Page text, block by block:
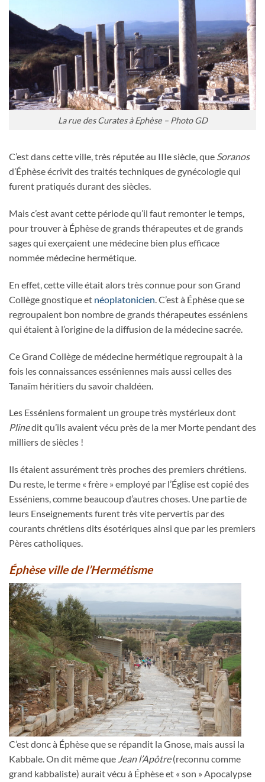
La rue des Curates à Ephèse – Photo GD
C’est dans cette ville, très réputée au IIIe siècle, que Soranos
d’Éphèse écrivit des traités techniques de gynécologie qui
furent pratiqués durant des siècles.
Mais c’est avant cette période qu’il faut remonter le temps,
pour trouver à Éphèse de grands thérapeutes et de grands
sages qui exerçaient une médecine bien plus efficace
nommée médecine hermétique.
En effet, cette ville était alors très connue pour son Grand
Collège gnostique et néoplatonicien . C’est à Éphèse que se
regroupaient bon nombre de grands thérapeutes esséniens
qui étaient à l’origine de la diffusion de la médecine sacrée.
Ce Grand Collège de médecine hermétique regroupait à la
fois les connaissances esséniennes mais aussi celles des
Tanaïm héritiers du savoir chaldéen.
Les Esséniens formaient un groupe très mystérieux dont
Plinedit qu’ils avaient vécu près de la mer Morte pendant des
milliers de siècles !
Ils étaient assurément très proches des premiers chrétiens.
Du reste, le terme « frère » employé par l’Église est copié des
Esséniens, comme beaucoup d’autres choses. Une partie de
leurs Enseignements furent très vite pervertis par des
courants chrétiens dits ésotériques ainsi que par les premiers
Pères catholiques.
Éphèse ville de l’Hermétisme
C’est donc à Éphèse que se répandit la Gnose, mais aussi la
Kabbale. On dit même que Jean l’Apôtre(reconnu comme
grand kabbaliste) aurait vécu à Éphèse et « son » Apocalypse